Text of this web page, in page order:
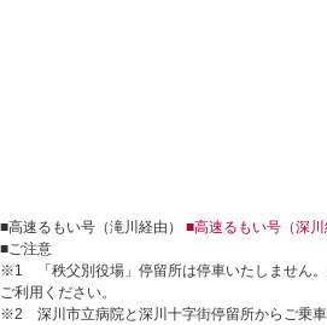
■高速るもい号（滝川経由） ■高速るもい号（深川
■ご注意
※1 「秩父別役場」停留所は停車いたしません
ご利用ください。
※2 深川市立病院と深川十字街停留所からご乗車